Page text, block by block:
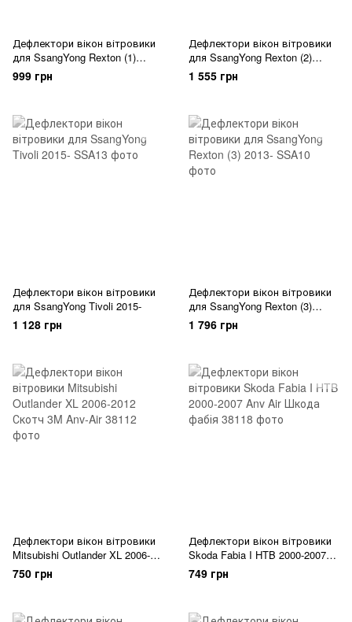
Дефлектори вікон вітровики
для SsangYong Rexton (1)
2001-2006
999 грн
Дефлектори вікон вітровики
для SsangYong Rexton (2)
2007-2012
1 555 грн
Дефлектори вікон вітровики
для SsangYong Tivoli 2015-
1 128 грн
Дефлектори вікон вітровики
для SsangYong Rexton (3)
2013-
1 796 грн
Дефлектори вікон вітровики
Mitsubishi Outlander XL 2006-
2012 Скотч 3M Anv-Air
750 грн
Дефлектори вікон вітровики
Skoda Fabia I HTB 2000-2007
Anv Air Шкода фабія
749 грн